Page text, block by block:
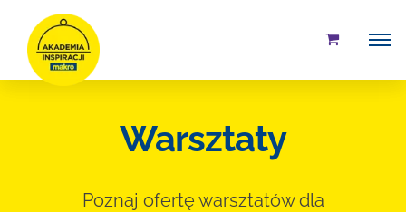
Przejdź
zawartości
Warsztaty
Poznaj ofertę warsztatów dla